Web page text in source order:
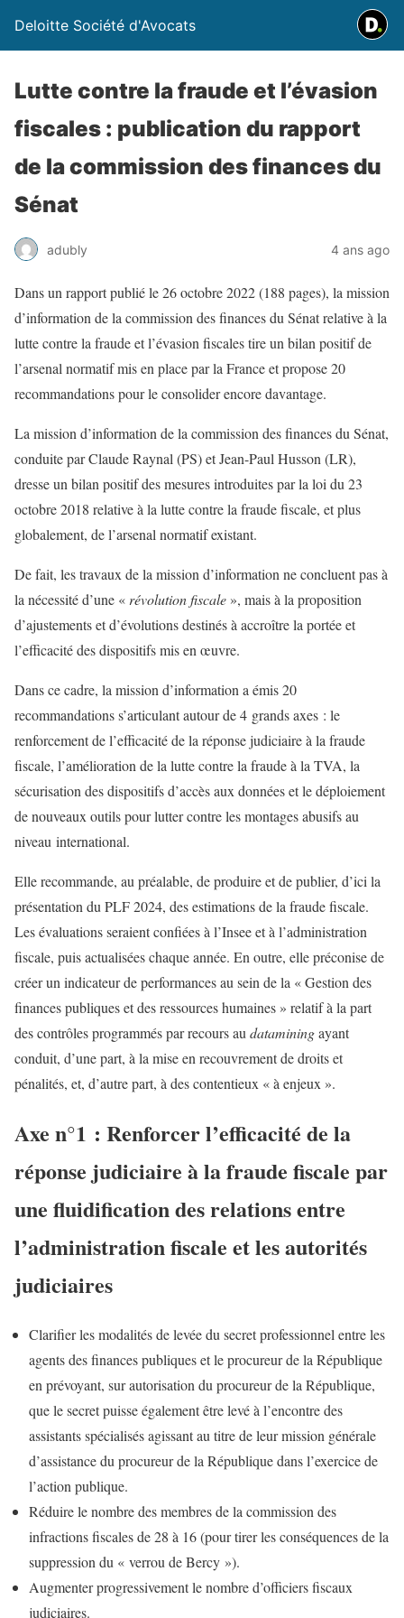
Deloitte Société d'Avocats
Lutte contre la fraude et l’évasion
fiscales : publication du rapport
de la commission des finances du
Sénat
adubly 4 ans ago
Dans un rapport publié le 26 octobre 2022 (188 pages), la mission
d’information de la commission des finances du Sénat relative à la
lutte contre la fraude et l’évasion fiscales tire un bilan positif de
l’arsenal normatif mis en place par la France et propose 20
recommandations pour le consolider encore davantage.
La mission d’information de la commission des finances du Sénat,
conduite par Claude Raynal (PS) et Jean-Paul Husson (LR),
dresse un bilan positif des mesures introduites par la loi du 23
octobre 2018 relative à la lutte contre la fraude fiscale, et plus
globalement, de l’arsenal normatif existant.
De fait, les travaux de la mission d’information ne concluent pas à
la nécessité d’une « révolution fiscale », mais à la proposition
d’ajustements et d’évolutions destinés à accroître la portée et
l’efficacité des dispositifs mis en œuvre.
Dans ce cadre, la mission d’information a émis 20
recommandations s’articulant autour de 4 grands axes : le
renforcement de l’efficacité de la réponse judiciaire à la fraude
fiscale, l’amélioration de la lutte contre la fraude à la TVA, la
sécurisation des dispositifs d’accès aux données et le déploiement
de nouveaux outils pour lutter contre les montages abusifs au
niveau international.
Elle recommande, au préalable, de produire et de publier, d’ici la
présentation du PLF 2024, des estimations de la fraude fiscale.
Les évaluations seraient confiées à l’Insee et à l’administration
fiscale, puis actualisées chaque année. En outre, elle préconise de
créer un indicateur de performances au sein de la « Gestion des
finances publiques et des ressources humaines » relatif à la part
des contrôles programmés par recours au dataminingayant
conduit, d’une part, à la mise en recouvrement de droits et
pénalités, et, d’autre part, à des contentieux « à enjeux ».
Axe n°1 : Renforcer l’efficacité de la
réponse judiciaire à la fraude fiscale par
une fluidification des relations entre
l’administration fiscale et les autorités
judiciaires
Clarifier les modalités de levée du secret professionnel entre les
agents des finances publiques et le procureur de la République
en prévoyant, sur autorisation du procureur de la République,
que le secret puisse également être levé à l’encontre des
assistants spécialisés agissant au titre de leur mission générale
d’assistance du procureur de la République dans l’exercice de
l’action publique.
Réduire le nombre des membres de la commission des
infractions fiscales de 28 à 16 (pour tirer les conséquences de la
suppression du « verrou de Bercy »).
Augmenter progressivement le nombre d’officiers fiscaux
judiciaires.